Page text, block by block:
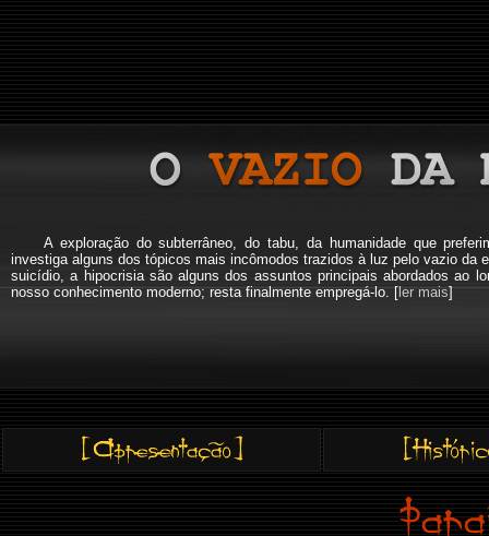
A exploração do subterrâneo, do tabu, da humanidade que
investiga alguns dos tópicos mais incômodos trazidos à luz pelo vazio da
suicídio, a hipocrisia são alguns dos assuntos principais abordados ao
nosso conhecimento moderno; resta finalmente empregá-lo. [ler mais]